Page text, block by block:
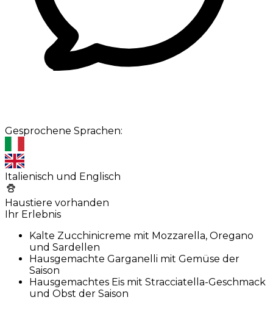
Gesprochene Sprachen:
Italienisch und Englisch
Haustiere vorhanden
Ihr Erlebnis
Kalte Zucchinicreme mit Mozzarella, Oregano
und Sardellen
Hausgemachte Garganelli mit Gemüse der
Saison
Hausgemachtes Eis mit Stracciatella-Geschmack
und Obst der Saison